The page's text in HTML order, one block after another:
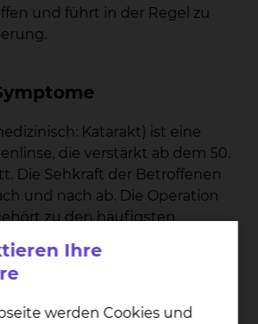
und führt in der Regel zu
Katarakt) ist eine
die verstärkt ab dem 50.
Die Sehkraft der Betroffenen
und nach ab. Die Operation
zu den häufigsten
und führt in der Regel zu
Ihre
werden Cookies und